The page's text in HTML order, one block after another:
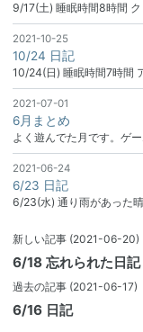
9/17(土) 睡眠時間8時間
2021-10-25
10/24 日記
10/24(日) 睡眠時間7時間
2021-07-01
6月まとめ
よく遊んでた月です。ゲ
2021-06-24
6/23 日記
6/23(水) 通り雨があった
新しい記事 (2021-06-20)
6/18 忘れられた日記
過去の記事 (2021-06-17)
6/16 日記